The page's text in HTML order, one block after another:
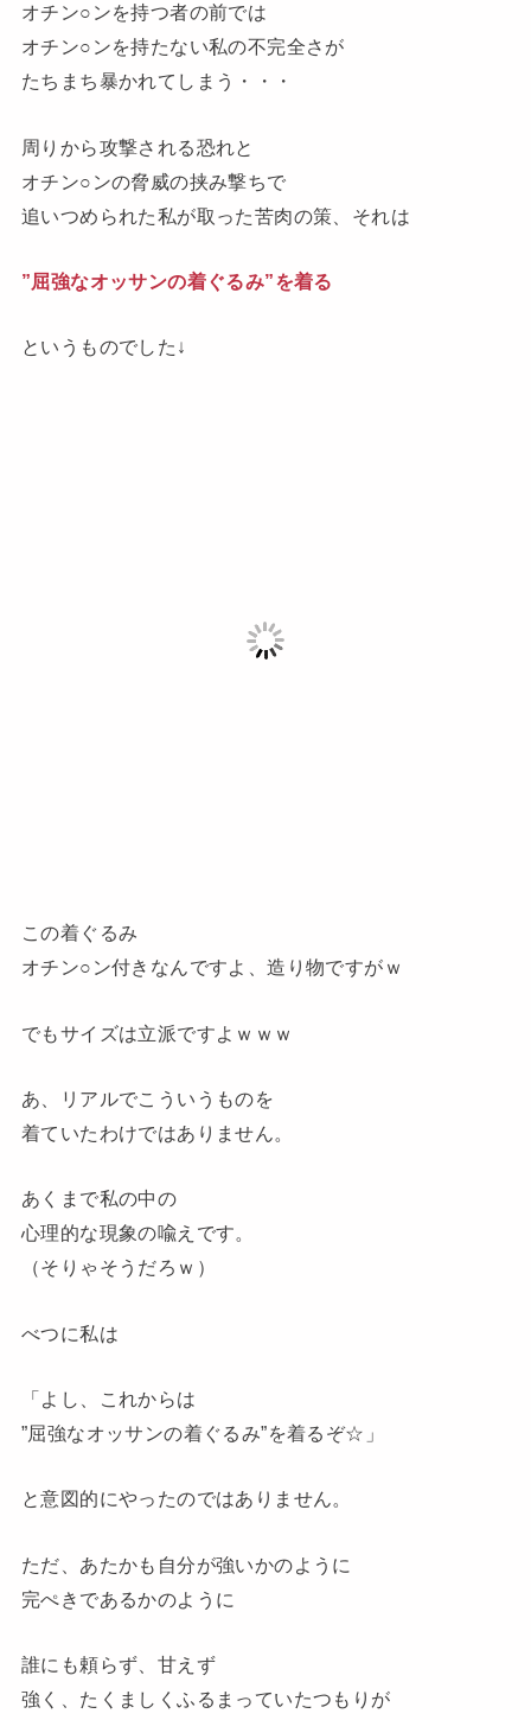
オチン○ンを持つ者の前では
オチン○ンを持たない私の不完全さが
たちまち暴かれてしまう・・・
周りから攻撃される恐れと
オチン○ンの脅威の挟み撃ちで
追いつめられた私が取った苦肉の策、それは
”屈強なオッサンの着ぐるみ”を着る
というものでした↓
この着ぐるみ
オチン○ン付きなんですよ、造り物ですがｗ
でもサイズは立派ですよｗｗｗ
あ、リアルでこういうものを
着ていたわけではありません。
あくまで私の中の
心理的な現象の喩えです。
（そりゃそうだろｗ）
べつに私は
「よし、これからは
”屈強なオッサンの着ぐるみ”を着るぞ☆」
と意図的にやったのではありません。
ただ、あたかも自分が強いかのように
完ぺきであるかのように
誰にも頼らず、甘えず
強く、たくましくふるまっていたつもりが